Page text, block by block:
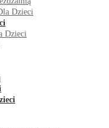
Dzieci
Dzieci